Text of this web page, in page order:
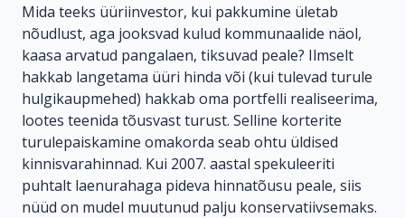
Mida teeks üüriinvestor, kui pakkumine ületab
nõudlust, aga jooksvad kulud kommunaalide näol,
kaasa arvatud pangalaen, tiksuvad peale? Ilmselt
hakkab langetama üüri hinda või (kui tulevad turule
hulgikaupmehed) hakkab oma portfelli realiseerima,
lootes teenida tõusvast turust. Selline korterite
turulepaiskamine omakorda seab ohtu üldised
kinnisvarahinnad. Kui 2007. aastal spekuleeriti
puhtalt laenurahaga pideva hinnatõusu peale, siis
nüüd on mudel muutunud palju konservatiivsemaks.